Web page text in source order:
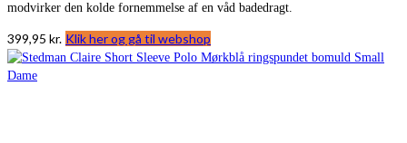
modvirker den kolde fornemmelse af en våd badedragt.
399,95 kr. Klik her og gå til webshop